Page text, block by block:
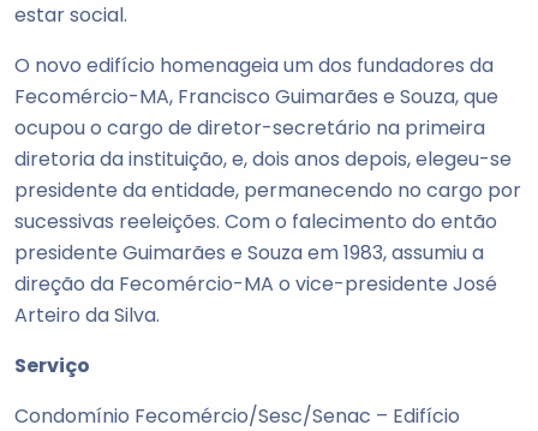
estar social.
O novo edifício homenageia um dos fundadores da
Fecomércio-MA, Francisco Guimarães e Souza, que
ocupou o cargo de diretor-secretário na primeira
diretoria da instituição, e, dois anos depois, elegeu-se
presidente da entidade, permanecendo no cargo por
sucessivas reeleições. Com o falecimento do então
presidente Guimarães e Souza em 1983, assumiu a
direção da Fecomércio-MA o vice-presidente José
Arteiro da Silva.
Serviço
Condomínio Fecomércio/Sesc/Senac – Edifício